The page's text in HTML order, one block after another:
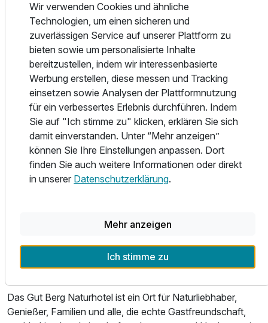
Doppelzimmer Nebenhaus
2 Erwachsene und 1 Kind
Die liebevoll gestalteten Zimmer und Suiten verbinden
alpinen Charme mit modernem Wohnkomfort. Natürliche
Materialien, warme Farben und viel Raum zum Wohlfühlen
schaffen eine Atmosphäre, in der Entspannung ganz
selbstverständlich wird.
Nach aktiven Stunden in den Bergen lädt der
Wellnessbereich zum Abschalten ein. Hallenbad, Saunen
und gemütliche Ruhezonen bieten den perfekten Ausgleich
nach Wanderungen, Skitagen oder erlebnisreichen
Familienausflügen.
Ein besonderes Highlight ist der urige Gut Berg Stadl. Nur
Schmankerln und einer einzigartigen Aussicht auf die
Grillabende statt, im Winter ist der Stadl ein beliebter
Treffpunkt direkt an der Piste.
Das Gut Berg Naturhotel ist ein Ort für Naturliebhaber,
Genießer, Familien und alle, die echte Gastfreundschaft,
Wir verwenden Cookies und ähnliche
Technologien, um einen sicheren und
zuverlässigen Service auf unserer Plattform zu
bieten sowie um personalisierte Inhalte
bereitzustellen, indem wir interessenbasierte
Werbung erstellen, diese messen und Tracking
einsetzen sowie Analysen der Plattformnutzung
für ein verbessertes Erlebnis durchführen. Indem
Sie auf "Ich stimme zu" klicken, erklären Sie sich
damit einverstanden. Unter “Mehr anzeigen”
können Sie Ihre Einstellungen anpassen. Dort
finden Sie auch weitere Informationen oder direkt
in unserer Datenschutzerklärung.
Mehr anzeigen
Ich stimme zu